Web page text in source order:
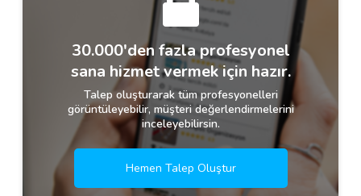
30.000'den fazla profesyonel
sana hizmet vermek için hazır.
Talep oluşturarak tüm profesyonelleri
görüntüleyebilir, müşteri değerlendirmelerini
inceleyebilirsin.
Hemen Talep Oluştur